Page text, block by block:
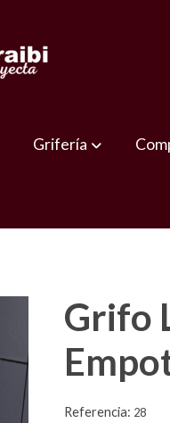
Grifería
Grifo
Referencia: 28